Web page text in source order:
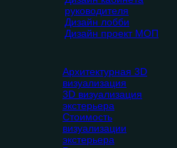
руководителя
Дизайн лобби
Дизайн проект МОП
Архитектурная 3D
визуализация
3D визуализация
экстерьера
Стоимость
визуализации
экстерьера